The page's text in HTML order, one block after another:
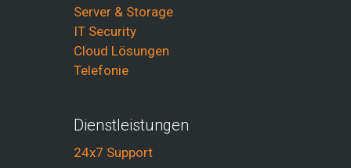
Server & Storage
IT Security
Cloud Lösungen
Telefonie
Dienstleistungen
24x7 Support